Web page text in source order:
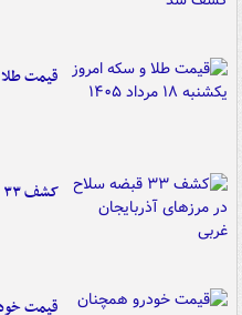
قیمت طلا و
کشف ۳۳ قبضه سلاح در مرزهای آذربایجان غربی
قیمت